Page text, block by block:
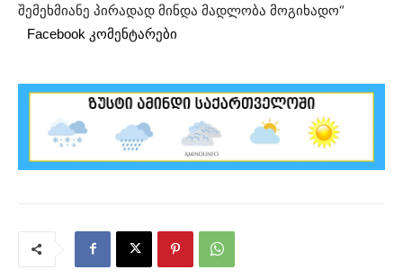
შემეხმიანე პირადად მინდა მადლობა მოგიხადო“
Facebook კომენტარები